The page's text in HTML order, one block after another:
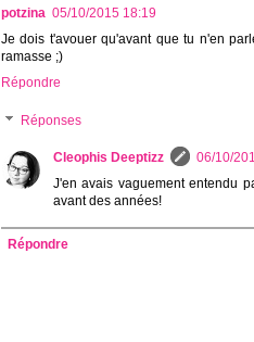
potzina 05/10/2015 18:19
Je dois t'avouer qu'avant que tu n'en
ramasse ;)
Répondre
Réponses
Cleophis Deeptizz
06/10/
J'en avais vaguement entendu
avant des années!
Répondre